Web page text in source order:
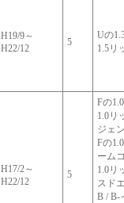
H19/9～
H22/12
5
Uの
1.5リ
H17/2～
H22/12
5
Fの
1.0リ
ジェ
Fの
ーム
1.0リ
スド
B / B-